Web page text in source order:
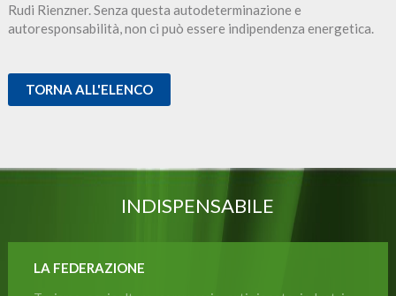
Rudi Rienzner. Senza questa autodeterminazione e
autoresponsabilità, non ci può essere indipendenza energetica.
TORNA ALL'ELENCO
INDISPENSABILE
LA FEDERAZIONE